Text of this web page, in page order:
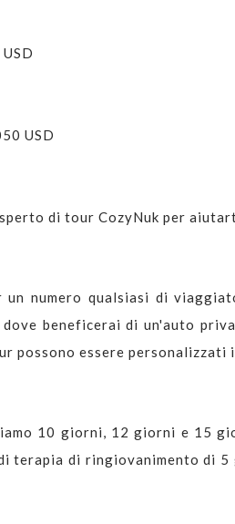
USD
di tour CozyNuk per
numero qualsiasi di
beneficerai di un'auto
essere personalizzati
10 giorni, 12 giorni e 15
terapia di ringiovanimento di